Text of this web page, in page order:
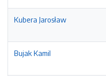
Kubera Jarosław
Bujak Kamil